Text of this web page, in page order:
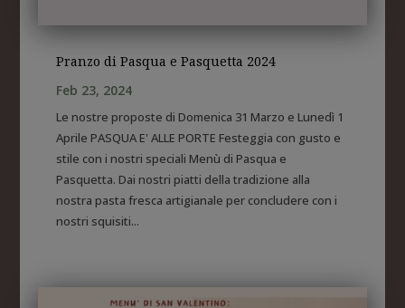
Pranzo di Pasqua e Pasquetta 2024
Feb 23, 2024
Le nostre proposte di Domenica 31 Marzo e Lunedì 1
Aprile PASQUA E' ALLE PORTE Festeggia con gusto e
stile con i nostri speciali Menù di Pasqua e
Pasquetta. Dai nostri piatti della tradizione alla
nostra pasta fresca artigianale per concludere con i
nostri squisiti...